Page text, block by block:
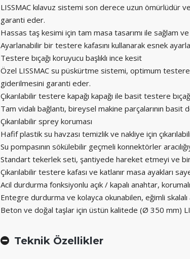
LISSMAC kılavuz sistemi son derece uzun ömürlüdür
garanti eder.
Hassas taş kesimi için tam masa tasarımı ile sağlam
Ayarlanabilir bir testere kafasını kullanarak esnek
Testere bıçağı koruyucu başlıklı ince kesit
Özel LISSMAC su püskürtme sistemi, optimum testere
giderilmesini garanti eder.
Çıkarılabilir testere kapağı kapağı ile basit testere
Tam vidalı bağlantı, bireysel makine parçalarının basit
Çıkarılabilir sprey koruması
Hafif plastik su havzası temizlik ve nakliye için
Su pompasının sökülebilir geçmeli konnektörler
Standart tekerlek seti, şantiyede hareket etmeyi ve bir
Çıkarılabilir testere kafası ve katlanır masa ayakları
Acil durdurma fonksiyonlu açık / kapalı anahtar,
Entegre durdurma ve kolayca okunabilen, eğimli
Beton ve doğal taşlar için üstün kalitede (Ø 350 mm)
Teknik Özellikler